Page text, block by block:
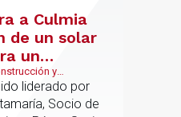
a Culmia
de un solar
un
de
y
liderado por
Socio de